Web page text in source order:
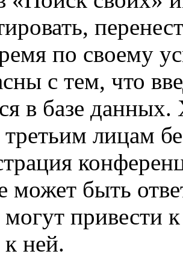
по своему
с тем, что
в базе
лицам
может быть
привести
ней.